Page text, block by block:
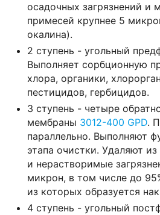
осадочных загрязнений и
примесей крупнее 5
окалина).
2 ступень - угольный
Выполняет сорбционную
хлора, органики,
пестицидов, гербицидов.
3 ступень - четыре
мембраны 3012-400 GPD.
параллельно. Выполняют
этапа очистки. Удаляют
и нерастворимые
микрон, в том числе до
из которых образуется
4 ступень - угольный